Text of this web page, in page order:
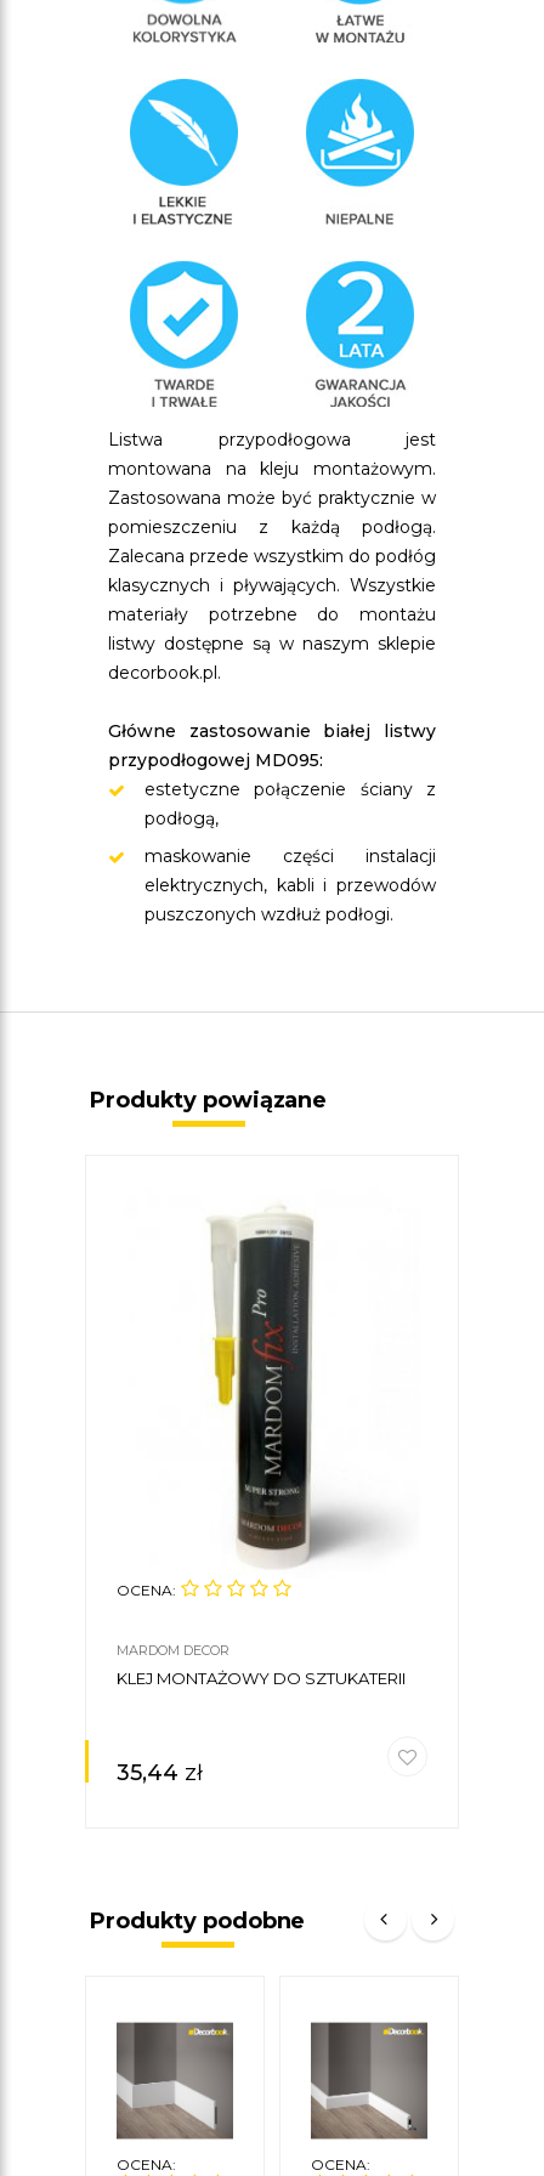
Listwa przypodłogowa jest
montowana na kleju montażowym.
Zastosowana może być praktycznie w
pomieszczeniu z każdą podłogą.
Zalecana przede wszystkim do podłóg
klasycznych i pływających. Wszystkie
materiały potrzebne do montażu
listwy dostępne są w naszym sklepie
decorbook.pl.
Główne zastosowanie białej listwy
przypodłogowej MD095:
estetyczne połączenie ściany z
podłogą,
maskowanie części instalacji
elektrycznych, kabli i przewodów
puszczonych wzdłuż podłogi.
Produkty powiązane
OCENA:
MARDOM DECOR
KLEJ MONTAŻOWY DO SZTUKATERII
35,44 zł
Produkty podobne
OCENA: OCENA: